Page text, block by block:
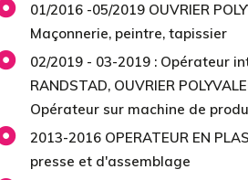
01/2016 -05/2019 OUVRIER
Maçonnerie, peintre, tapissier
02/2019 - 03-2019 : Opérateur
RANDSTAD, OUVRIER
Opérateur sur machine de
2013-2016 OPERATEUR EN
presse et d'assemblage